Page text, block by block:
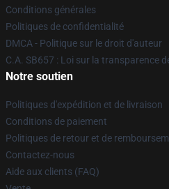
Conditions générales
Politiques de confidentialité
DMCA - Politique sur le droit d'auteur
C.A. SB657 : Loi sur la transparence
Notre soutien
Politiques d'expédition et de livraison
Conditions de paiement
Politiques de retour et de
Contactez-nous
Aide aux clients (FAQ)